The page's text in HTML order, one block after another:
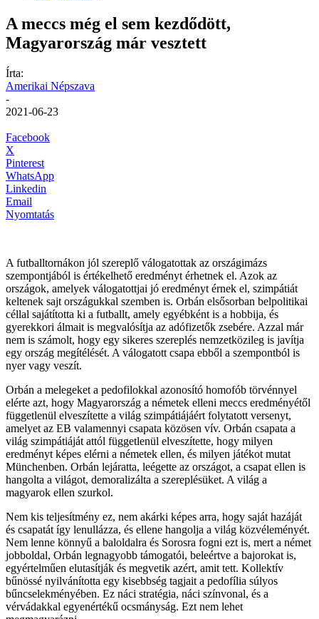
A meccs még el sem kezdődött,
Magyarország már vesztett
Írta:
Amerikai Népszava
-
2021-06-23
Facebook
X
Pinterest
WhatsApp
Linkedin
Email
Nyomtatás
A futballtornákon jól szereplő válogatottak az országimázs
szempontjából is értékelhető eredményt érhetnek el. Azok az
országok, amelyek válogatottjai jó eredményt érnek el, szimpátiát
keltenek sajt országukkal szemben is. Orbán elsősorban belpolitikai
céllal sajátította ki a futballt, amely egyébként is a hobbija, és
gyerekkori álmait is megvalósítja az adófizetők zsebére. Azzal már
nem is számolt, hogy egy sikeres szereplés nemzetközileg is javítja
egy ország megítélését. A válogatott csapa ebből a szempontból is
nyer vagy veszít.
Orbán a melegeket a pedofilokkal azonosító homofób törvénnyel
elérte azt, hogy Magyarország a németek elleni meccs eredményétől
függetlenül elveszítette a világ szimpátiájáért folytatott versenyt,
amelyet az EB valamennyi csapata közösen vív. Orbán csapata a
világ szimpátiáját attól függetlenül elveszítette, hogy milyen
eredményt képes elérni a németek ellen, és milyen játékot mutat
Münchenben. Orbán lejáratta, leégette az országot, a csapat ellen is
hangolta a világot, demoralizálta a szereplésüket. A világ a
magyarok ellen szurkol.
Nem kis teljesítmény ez, nem akárki képes arra, hogy saját hazáját
és csapatát így lenullázza, és ellene hangolja a világ közvéleményét.
Nem lenne könnyű a baloldalra és Sorosra fogni ezt is, mert a német
jobboldal, Orbán legnagyobb támogatói, beleértve a bajorokat is,
egyértelműen elutasítják és megvetik azért, amit tett. Kollektív
bűnössé nyilvánította egy kisebbség tagjait a pedofília súlyos
bűncselekményében. Ez náci stratégia, náci színvonal, és a
vérvádakkal egyenértékű ocsmányság. Ezt nem lehet